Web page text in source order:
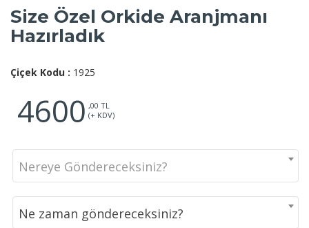
Size Özel Orkide Aranjmanı
Hazırladık
Çiçek Kodu : 1925
4600 ,00 TL
(+ KDV)
Nereye Göndereceksiniz?
Ne zaman göndereceksiniz?